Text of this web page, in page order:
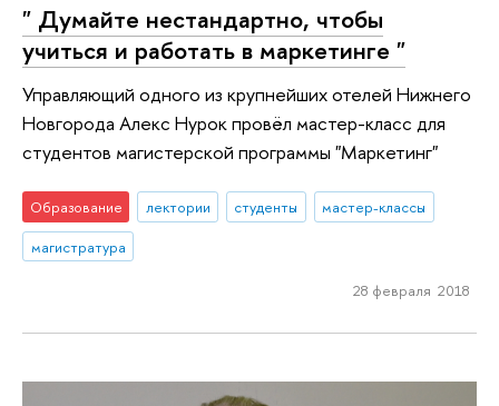
" Думайте нестандартно, чтобы
учиться и работать в маркетинге "
Управляющий одного из крупнейших отелей Нижнего
Новгорода Алекс Нурок провёл мастер-класс для
студентов магистерской программы "Маркетинг"
Образование лектории студенты
мастер-классы
магистратура
28 февраля 2018